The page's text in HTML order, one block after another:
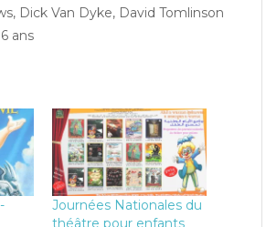
Dick Van Dyke, David Tomlinson
ans
Journées Nationales du
théâtre pour enfants